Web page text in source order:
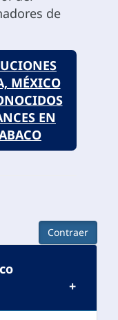
de
MÉXICO
EN
Contraer